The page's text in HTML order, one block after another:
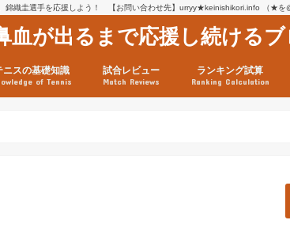
錦織圭選手を応援しよう！ 【お問い合わせ先】urryy★keinishikori.info （★を
血が出るまで応援し続ける
ニスの基礎知識
of Tennis
試合レビュー
Match Reviews
ランキング試算
Ranking Calculation